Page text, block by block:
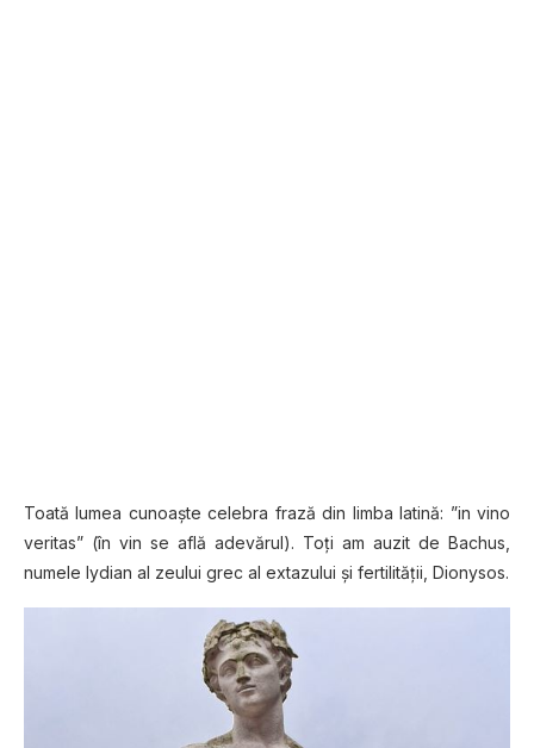
Toată lumea cunoaște celebra frază din lіmbа latină: ”in vino
vеrіtаѕ” (în vіn se află adevărul). Toți am auzit de Bachus,
numele lydian al zeului grec al extazului și fertilității, Dionysos.